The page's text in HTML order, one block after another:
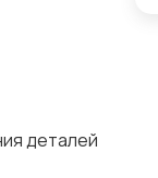
деталей